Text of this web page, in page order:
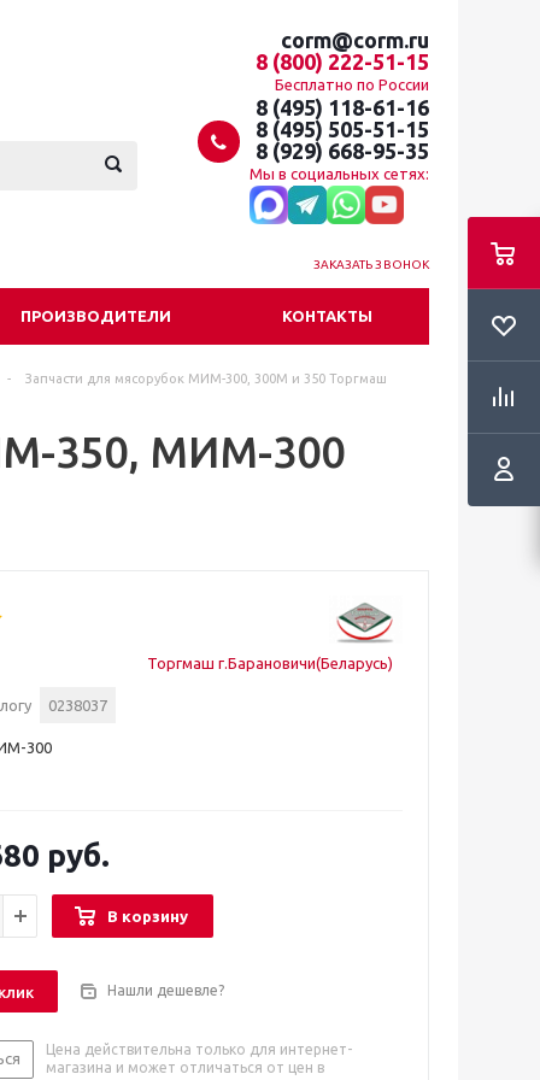
corm@corm.ru
8 (800) 222-51-15
Бесплатно по России
8 (495) 118-61-16
8 (495) 505-51-15
8 (929) 668-95-35
Мы в социальных сетях:
ЗАКАЗАТЬ ЗВОНОК
ПРОИЗВОДИТЕЛИ КОНТАКТЫ
-
Запчасти для мясорубок МИМ-300, 300М и 350 Торгмаш
350, МИМ-300
Торгмаш г.Барановичи(Беларусь)
0238037
300
руб.
В корзину
Нашли дешевле?
Цена действительна только для интернет-
магазина и может отличаться от цен в